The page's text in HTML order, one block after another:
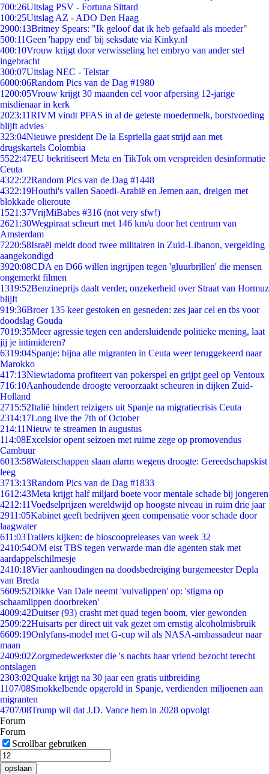
700:26Uitslag PSV - Fortuna Sittard
100:25Uitslag AZ - ADO Den Haag
2900:13Britney Spears: "Ik geloof dat ik heb gefaald als moeder"
500:11Geen 'happy end' bij seksdate via Kinky.nl
400:10Vrouw krijgt door verwisseling het embryo van ander stel
ingebracht
300:07Uitslag NEC - Telstar
6000:06Random Pics van de Dag #1980
1200:05Vrouw krijgt 30 maanden cel voor afpersing 12-jarige
misdienaar in kerk
2023:11RIVM vindt PFAS in al de geteste moedermelk, borstvoeding
blijft advies
323:04Nieuwe president De la Espriella gaat strijd aan met
drugskartels Colombia
5522:47EU bekritiseert Meta en TikTok om verspreiden desinformatie
Ceuta
4322:22Random Pics van de Dag #1448
4322:19Houthi's vallen Saoedi-Arabië en Jemen aan, dreigen met
blokkade olieroute
1521:37VrijMiBabes #316 (not very sfw!)
2621:30Wegpiraat scheurt met 146 km/u door het centrum van
Amsterdam
7220:58Israël meldt dood twee militairen in Zuid-Libanon, vergelding
aangekondigd
3920:08CDA en D66 willen ingrijpen tegen 'gluurbrillen' die mensen
ongemerkt filmen
1319:52Benzineprijs daalt verder, onzekerheid over Straat van Hormuz
blijft
919:36Broer 135 keer gestoken en gesneden: zes jaar cel en tbs voor
doodslag Gouda
7019:35Meer agressie tegen een andersluidende politieke mening, laat
jij je intimideren?
6319:04Spanje: bijna alle migranten in Ceuta weer teruggekeerd naar
Marokko
417:13Niewiadoma profiteert van pokerspel en grijpt geel op Ventoux
716:10Aanhoudende droogte veroorzaakt scheuren in dijken Zuid-
Holland
2715:52Italië hindert reizigers uit Spanje na migratiecrisis Ceuta
2314:17Long live the 7th of October
214:11Nieuw te streamen in augustus
114:08Excelsior opent seizoen met ruime zege op promovendus
Cambuur
6013:58Waterschappen slaan alarm wegens droogte: Gereedschapskist
leeg
3713:13Random Pics van de Dag #1833
1612:43Meta krijgt half miljard boete voor mentale schade bij jongeren
4212:11Voedselprijzen wereldwijd op hoogste niveau in ruim drie jaar
2911:05Kabinet geeft bedrijven geen compensatie voor schade door
laagwater
611:03Trailers kijken: de bioscoopreleases van week 32
2410:54OM eist TBS tegen verwarde man die agenten stak met
aardappelschilmesje
2410:18Vier aanhoudingen na doodsbedreiging burgemeester Depla
van Breda
5609:52Dikke Van Dale neemt 'vulvalippen' op: 'stigma op
schaamlippen doorbreken'
4009:42Duitser (93) crasht met quad tegen boom, vier gewonden
2509:22Huisarts per direct uit vak gezet om ernstig alcoholmisbruik
6609:19Onlyfans-model met G-cup wil als NASA-ambassadeur naar
maan
2409:02Zorgmedewerkster die 's nachts haar vriend bezocht terecht
ontslagen
2303:02Quake krijgt na 30 jaar een gratis uitbreiding
1107/08Smokkelbende opgerold in Spanje, verdienden miljoenen aan
migranten
4707/08Trump wil dat J.D. Vance hem in 2028 opvolgt
Forum
Forum
Scrollbar gebruiken
opslaan